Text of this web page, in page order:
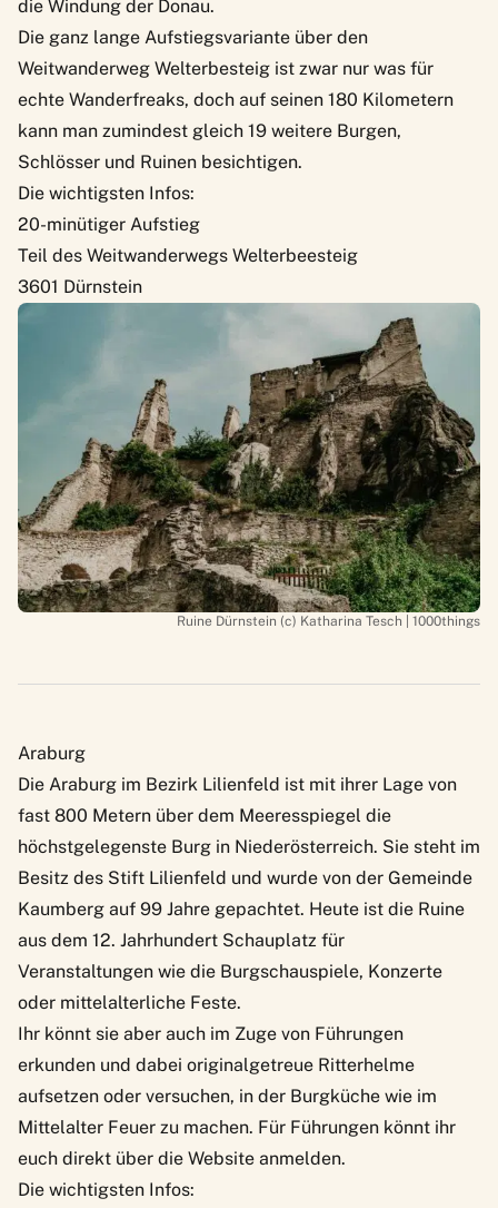
die Windung der Donau.
Die ganz lange Aufstiegsvariante über den
Weitwanderweg Welterbesteig ist zwar nur was für
echte Wanderfreaks, doch auf seinen 180 Kilometern
kann man zumindest gleich 19 weitere Burgen,
Schlösser und Ruinen besichtigen.
Die wichtigsten Infos:
20-minütiger Aufstieg
Teil des Weitwanderwegs Welterbeesteig
3601 Dürnstein
Ruine Dürnstein (c) Katharina Tesch | 1000things
Araburg
Die Araburg im Bezirk Lilienfeld ist mit ihrer Lage von
fast 800 Metern über dem Meeresspiegel die
höchstgelegenste Burg in Niederösterreich. Sie steht im
Besitz des Stift Lilienfeld und wurde von der Gemeinde
Kaumberg auf 99 Jahre gepachtet. Heute ist die Ruine
aus dem 12. Jahrhundert Schauplatz für
Veranstaltungen wie die Burgschauspiele, Konzerte
oder mittelalterliche Feste.
Ihr könnt sie aber auch im Zuge von Führungen
erkunden und dabei originalgetreue Ritterhelme
aufsetzen oder versuchen, in der Burgküche wie im
Mittelalter Feuer zu machen. Für Führungen könnt ihr
euch direkt über die Website anmelden.
Die wichtigsten Infos: